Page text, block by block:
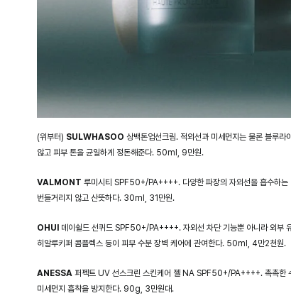
(위부터) SULWHASOO 상백톤업선크림. 적외선과 미세먼지는 물론 블루라
않고 피부 톤을 균일하게 정돈해준다. 50ml, 9만원.
VALMONT 루미시티 SPF50+/PA++++. 다양한 파장의 자외선을 흡수하는
번들거리지 않고 산뜻하다. 30ml, 31만원.
OHUI 데이쉴드 선퀴드 SPF50+/PA++++. 자외선 차단 기능뿐 아니라 외부
히알루키퍼 콤플렉스 등이 피부 수분 장벽 케어에 관여한다. 50ml, 4만2천원.
ANESSA 퍼펙트 UV 선스크린 스킨케어 젤 NA SPF50+/PA++++. 촉촉한
미세먼지 흡착을 방지한다. 90g, 3만원대.